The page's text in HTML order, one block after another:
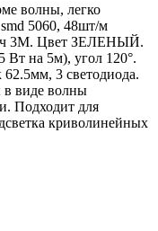
волны, легко
5060, 48шт/м
3М. Цвет ЗЕЛЕНЫЙ.
Вт на 5м), угол 120°.
3 светодиода.
в виде волны
Подходит для
криволинейных